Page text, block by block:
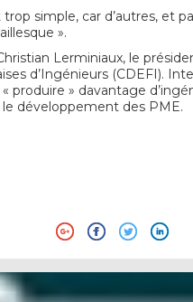
trop simple, car d’autres, et
».
Lerminiaux, le
d’Ingénieurs (CDEFI).
produire » davantage
développement des PME.